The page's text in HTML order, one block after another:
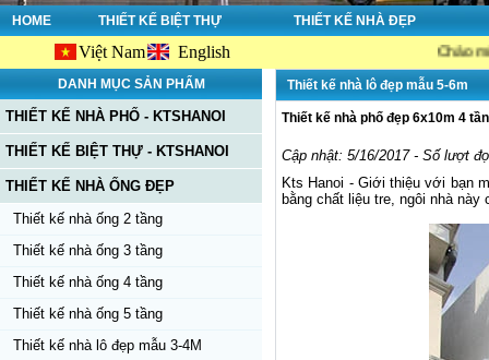
HOME THIẾT KẾ BIỆT THỰ THIẾT KẾ NHÀ ĐẸP
Việt Nam English Chào mừng
DANH MỤC SẢN PHẨM
THIẾT KẾ NHÀ PHỐ - KTSHANOI
THIẾT KẾ BIỆT THỰ - KTSHANOI
THIẾT KẾ NHÀ ỐNG ĐẸP
Thiết kế nhà ống 2 tầng
Thiết kế nhà ống 3 tầng
Thiết kế nhà ống 4 tầng
Thiết kế nhà ống 5 tầng
Thiết kế nhà lô đẹp mẫu 3-4M
Thiết kế nhà lô đẹp mẫu 5-6m
Thiết kế nhà phố đẹp 6x10m 4
Cập nhật: 5/16/2017 - Số lượt
Kts Hanoi - Giới thiệu với bạn
bằng chất liệu tre, ngôi nhà